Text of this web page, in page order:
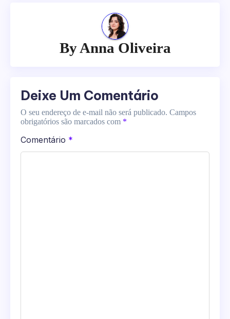
ByAnna Oliveira
Deixe Um Comentário
O seu endereço de e-mail não será publicado. Campos
obrigatórios são marcados com *
Comentário *